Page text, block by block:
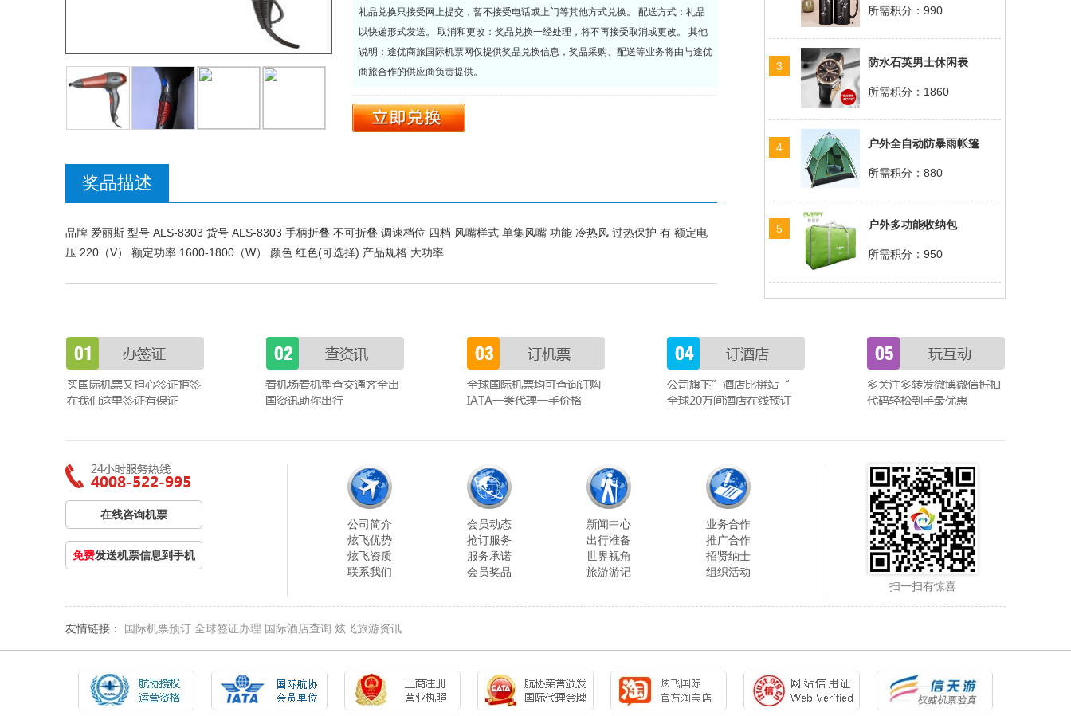
礼品兑换只接受网上提交，暂不接受电话或上门等其他方式兑换。 配送方式：礼品
以快递形式发送。 取消和更改：奖品兑换一经处理，将不再接受取消或更改。 其他
说明：途优商旅国际机票网仅提供奖品兑换信息，奖品采购、配送等业务将由与途优
商旅合作的供应商负责提供。
奖品描述
品牌 爱丽斯 型号 ALS-8303 货号 ALS-8303 手柄折叠 不可折叠 调速档位 四档 风嘴样式 单集风嘴 功能 冷热风 过热保护 有 额定电
压 220（V） 额定功率 1600-1800（W） 颜色 红色(可选择) 产品规格 大功率
所需积分：990
3 防水石英男士休闲表
所需积分：1860
4 户外全自动防暴雨帐篷
所需积分：880
5 户外多功能收纳包
所需积分：950
在线咨询机票
免费发送机票信息到手机
公司简介
炫飞优势
炫飞资质
联系我们
会员动态
抢订服务
服务承诺
会员奖品
新闻中心
出行准备
世界视角
旅游游记
业务合作
推广合作
招贤纳士
组织活动
扫一扫有惊喜
友情链接： 国际机票预订 全球签证办理 国际酒店查询 炫飞旅游资讯